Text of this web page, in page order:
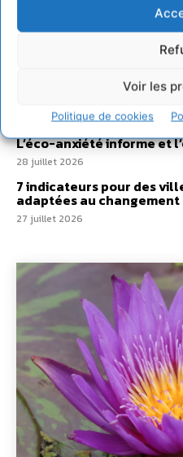
Voir les
Politique de cookies
Développer notre
non humaines avec les
développement des
29 juillet 2026
L’éco-anxiété informe et
28 juillet 2026
7 indicateurs pour des
adaptées au
27 juillet 2026